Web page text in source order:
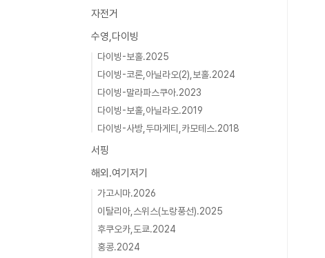
자전거
수영,다이빙
다이빙-보홀.2025
다이빙-코론,아닐라오(2),보홀.2024
다이빙-말라파스쿠아.2023
다이빙-보홀,아닐라오.2019
다이빙-사방,두마게티,카모테스.2018
서핑
해외.여기저기
가고시마.2026
이탈리아,스위스(노랑풍선).2025
후쿠오카,도쿄.2024
홍콩.2024